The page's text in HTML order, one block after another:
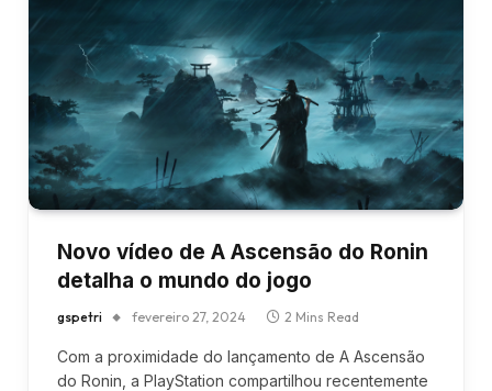
Novo vídeo de A Ascensão do Ronin
detalha o mundo do jogo
gspetri fevereiro 27, 2024 2 Mins Read
Com a proximidade do lançamento de A Ascensão
do Ronin, a PlayStation compartilhou recentemente